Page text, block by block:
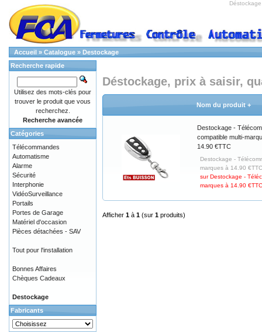
Accueil » Catalogue » Destockage
Déstockage, prix à saisir,
Nom du produit +
Destockage -
compatible multi-
14.90 €TTC
Destockage -
marques à 14.90
sur Destockage -
marques à 14.90 €TTC
Afficher 1 à 1 (sur 1 produits)
Recherche rapide
Utilisez des mots-clés pour
trouver le produit que vous
recherchez.
Recherche avancée
Catégories
Télécommandes
Automatisme
Alarme
Sécurité
Interphonie
VidéoSurveillance
Portails
Portes de Garage
Matériel d'occasion
Pièces détachées - SAV
Tout pour l'installation
Bonnes Affaires
Chèques Cadeaux
Destockage
Fabricants